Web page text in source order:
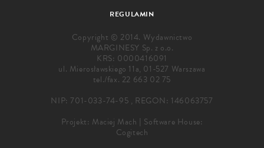
REGULAMIN
Copyright © 2014. Wydawnictwo
MARGINESY Sp. z o.o.
KRS: 0000416091
ul. Mierosławskiego 11a, 01-527 Warszawa
tel./fax. 22 663 02 75
NIP: 701-033-74-95 , REGON: 146063757
Projekt: Maciej Mach | Software House:
Cogitech